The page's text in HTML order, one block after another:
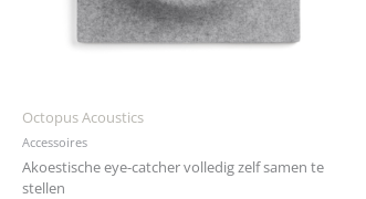
Octopus Acoustics
Accessoires
Akoestische eye-catcher volledig zelf samen te
stellen